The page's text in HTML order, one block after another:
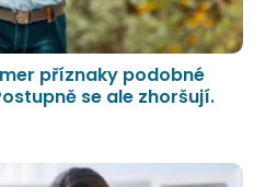
příznaky podobné
se ale zhoršují.